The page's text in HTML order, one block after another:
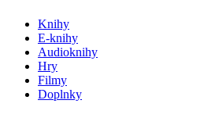
Knihy
E-knihy
Audioknihy
Hry
Filmy
Doplnky